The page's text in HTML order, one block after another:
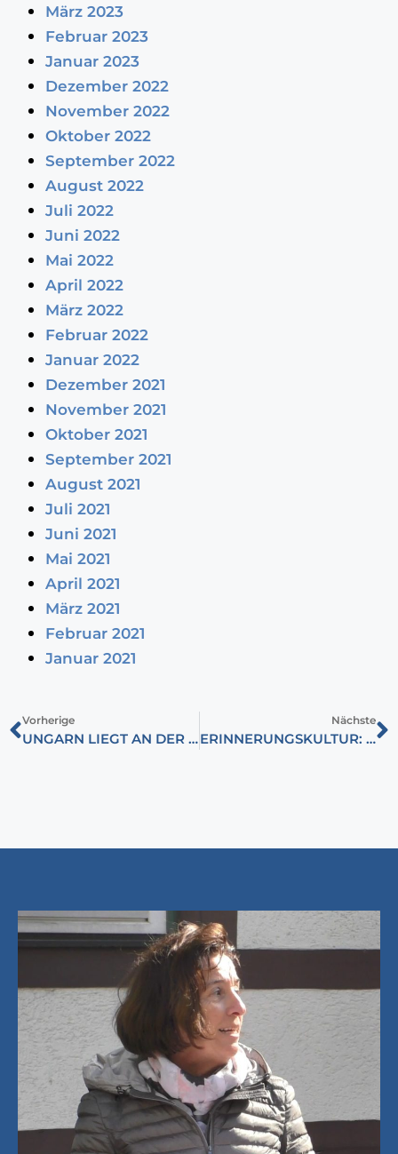
März 2023
Februar 2023
Januar 2023
Dezember 2022
November 2022
Oktober 2022
September 2022
August 2022
Juli 2022
Juni 2022
Mai 2022
April 2022
März 2022
Februar 2022
Januar 2022
Dezember 2021
November 2021
Oktober 2021
September 2021
August 2021
Juli 2021
Juni 2021
Mai 2021
April 2021
März 2021
Februar 2021
Januar 2021
Vorherige
UNGARN LIEGT AN DER GRENZE ZWISCHEN ZWEI WELTEN
Nächste
ERINNERUNGSKULTUR: FÜRST PÁL ESTERHÁZY DER V.